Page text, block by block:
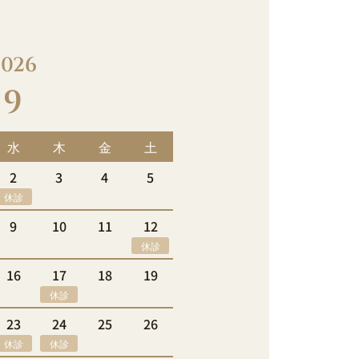
9
水 木 金
土
2
休診
3 4 5
9 10 11 12
休診
16 17
休診
18 19
23
休診
24
休診
25 26